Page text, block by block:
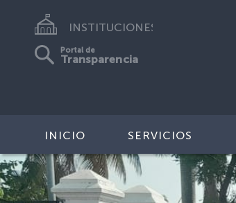
INSTITUCIONES
Portal de
Transparencia
INICIO SERVICIOS